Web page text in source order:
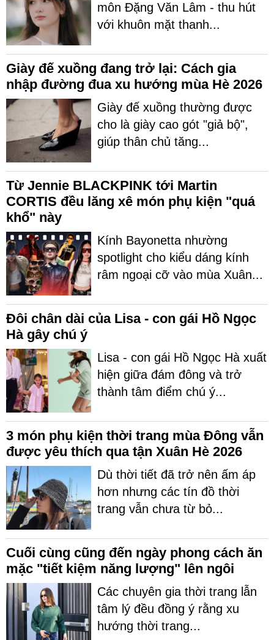
môn Đặng Văn Lâm - thu hút
với khuôn mặt thanh...
Giày đế xuồng đang trở lại: Cách gia
nhập đường đua xu hướng mùa Hè 2026
Giày đế xuồng thường được
cho là giày cao gót "giả bộ",
giúp thân chủ tăng...
Từ Jennie BLACKPINK tới Martin
CORTIS đều lăng xê món phụ kiện "quá
khổ" này
Kính Bayonetta nhường
spotlight cho kiểu dáng kính
râm ngoại cỡ vào mùa Xuân...
Đôi chân dài của Lisa - con gái Hồ Ngọc
Hà gây chú ý
Lisa - con gái Hồ Ngọc Hà xuất
hiện giữa đám đông và trở
thành tâm điểm chú ý...
3 món phụ kiện thời trang mùa Đông vẫn
được yêu thích qua tận Xuân Hè 2026
Dù thời tiết đã trở nên ấm áp
hơn nhưng các tín đồ thời
trang vẫn chưa từ bỏ...
Cuối cùng cũng đến ngày phong cách ăn
mặc "tiết kiệm năng lượng" lên ngôi
Các chuyên gia thời trang lẫn
tâm lý đều đồng ý rằng xu
hướng thời trang...